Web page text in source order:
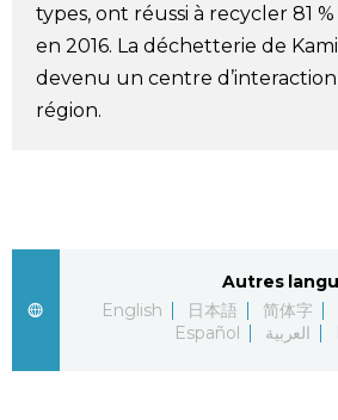
Données
Séries
Images
Vidéos
official SNS
types, ont réussi à recycler 81
en 2016. La déchetterie de
devenu un centre d’interaction
région.
Autres
English
日本語 简体字
Español
العربية